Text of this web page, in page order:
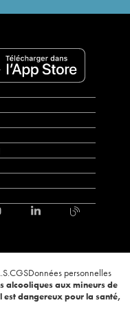
CGSDonnées personnelles
alcooliques aux mineurs de
est dangereux pour la santé,